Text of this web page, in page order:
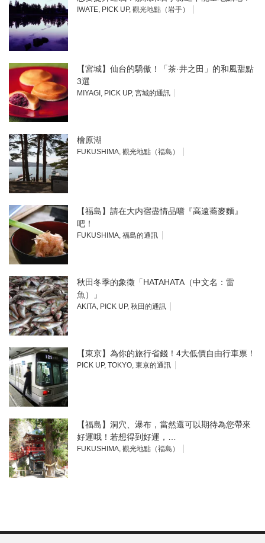
IWATE, PICK UP, 觀光地點（岩手）
【宮城】仙台的驕傲！「茶·井之田」的和風甜點
3選
MIYAGI, PICK UP, 宮城的通訊
檜原湖
FUKUSHIMA, 觀光地點（福島）
【福島】請在大内宿盡情品嚐『高遠蕎麥麵』
吧！
FUKUSHIMA, 福島的通訊
秋田冬季的象徵「HATAHATA（中文名：雷
魚）」
AKITA, PICK UP, 秋田的通訊
【東京】為你的旅行省錢！4大低價自由行車票！
PICK UP, TOKYO, 東京的通訊
【福島】洞穴、瀑布，當然還可以期待為您帶來
好運哦！若想得到好運，…
FUKUSHIMA, 觀光地點（福島）